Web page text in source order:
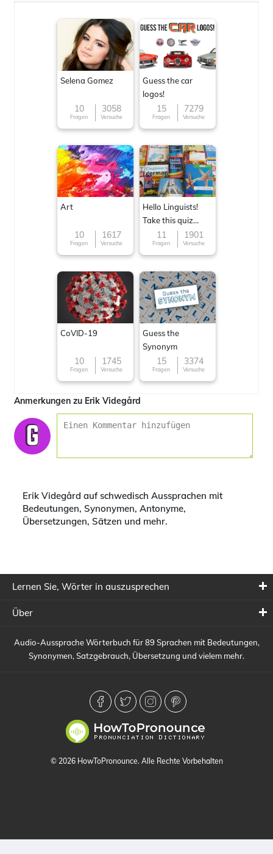
Selena Gomez
10
Fragen
3058
Versuche
Guess the car
logos!
15
Fragen
7279
Versuche
Art
10
Fragen
1617
Versuche
Hello Linguists!
Take this quiz
now!11
Fragen
1901
Versuche
CoVID-19
10
Fragen
1745
Versuche
Guess the
Synonym
15
Fragen
3374
Versuche
Anmerkungen zu Erik Videgård
Erik Videgård auf schwedisch Aussprachen mit
Bedeutungen, Synonymen, Antonyme,
Übersetzungen, Sätzen und mehr.
Lernen Sie, Wörter in auszusprechen
Über
Audio-Aussprache Wörterbuch für 89 Sprachen mit Bedeutungen,
Synonymen, Satzgebrauch, Übersetzung und vielem mehr.
© 2026 HowToPronounce. Alle Rechte Vorbehalten